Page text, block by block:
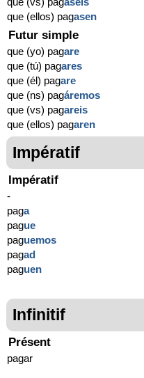
que (ellos) pagasen
Futur simple
que (yo) pagare
que (tú) pagares
que (él) pagare
que (ns) pagáremos
que (vs) pagareis
que (ellos) pagaren
Impératif
Impératif
-
paga
pague
paguemos
pagad
paguen
Infinitif
Présent
pagar